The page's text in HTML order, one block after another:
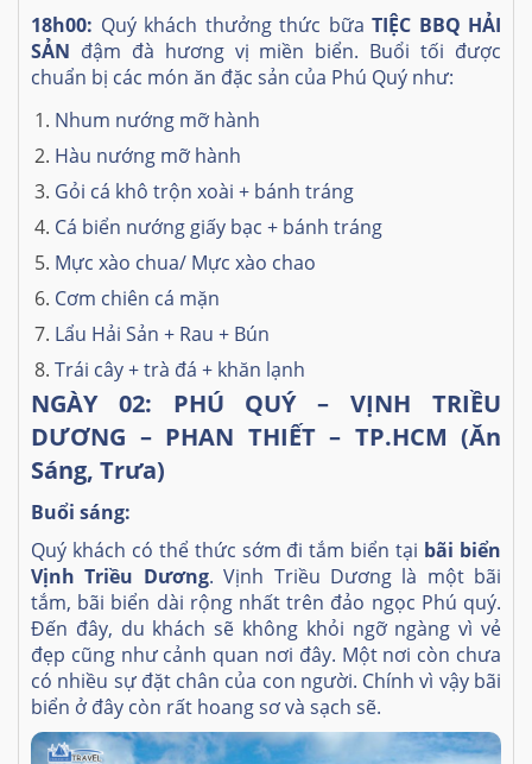
18h00: Quý khách thưởng thức bữa TIỆC BBQ HẢI
SẢN đậm đà hương vị miền biển. Buổi tối được
chuẩn bị các món ăn đặc sản của Phú Quý như:
Nhum nướng mỡ hành
Hàu nướng mỡ hành
Gỏi cá khô trộn xoài + bánh tráng
Cá biển nướng giấy bạc + bánh tráng
Mực xào chua/ Mực xào chao
Cơm chiên cá mặn
Lẩu Hải Sản + Rau + Bún
Trái cây + trà đá + khăn lạnh
NGÀY 02: PHÚ QUÝ – VỊNH TRIỀU
DƯƠNG – PHAN THIẾT – TP.HCM (Ăn
Sáng, Trưa)
Buổi sáng:
Quý khách có thể thức sớm đi tắm biển tại bãi biển
Vịnh Triều Dương. Vịnh Triều Dương là một bãi
tắm, bãi biển dài rộng nhất trên đảo ngọc Phú quý.
Đến đây, du khách sẽ không khỏi ngỡ ngàng vì vẻ
đẹp cũng như cảnh quan nơi đây. Một nơi còn chưa
có nhiều sự đặt chân của con người. Chính vì vậy bãi
biển ở đây còn rất hoang sơ và sạch sẽ.